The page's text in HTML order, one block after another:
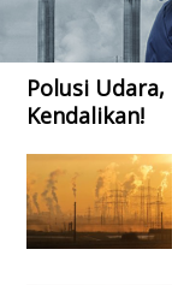
Polusi Udara,
Kendalikan!